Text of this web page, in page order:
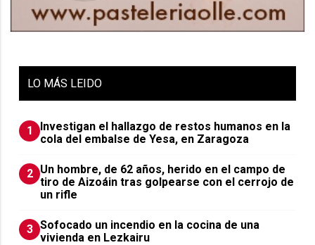
LO MÁS LEIDO
1
Investigan el hallazgo de restos humanos en la
cola del embalse de Yesa, en Zaragoza
2 Un hombre, de 62 años, herido en el campo de
tiro de Aizoáin tras golpearse con el cerrojo de
un rifle
3 Sofocado un incendio en la cocina de una
vivienda en Lezkairu